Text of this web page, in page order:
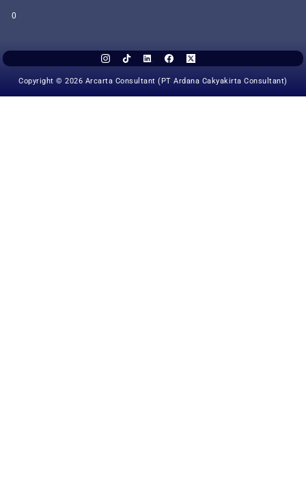
0
Copyright © 2026 Arcarta Consultant (PT Ardana Cakyakirta Consultant)